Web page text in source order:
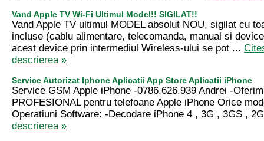
Vand Apple TV Wi-Fi Ultimul Model!! SIGILAT!!
Vand Apple TV ultimul MODEL absolut NOU, sigilat cu
incluse (cablu alimentare, telecomanda, manual si
acest device prin intermediul Wireless-ului se pot ...
descrierea »
Service Autorizat Iphone Aplicatii App Store Aplicatii iPhone
Service GSM Apple iPhone -0786.626.939 Andrei -
PROFESIONAL pentru telefoane Apple iPhone Orice
Operatiuni Software: -Decodare iPhone 4 , 3G , 3GS ,
descrierea »